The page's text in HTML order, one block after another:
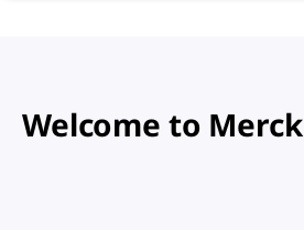
Welcome to Merck